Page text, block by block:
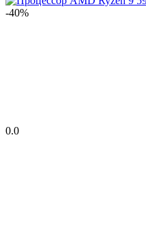
-40%
0.0